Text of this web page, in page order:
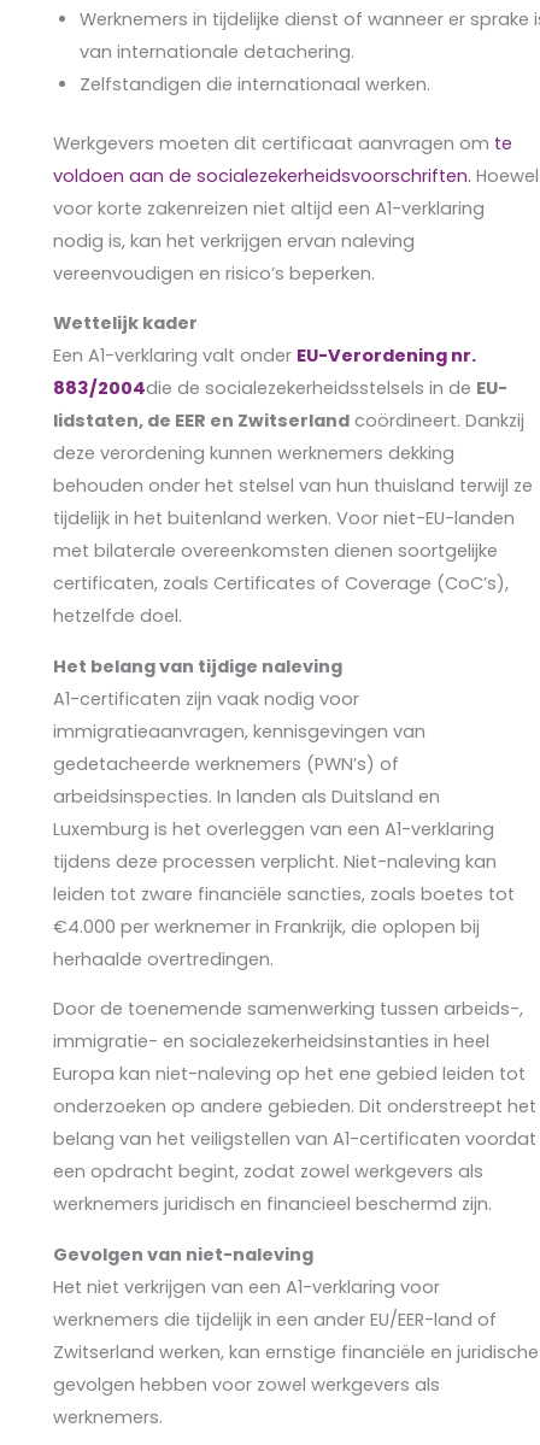
Werknemers in tijdelijke dienst of wanneer er sprake
van internationale detachering.
Zelfstandigen die internationaal werken.
Werkgevers moeten dit certificaat aanvragen om te
voldoen aan de socialezekerheidsvoorschriften.Hoewel
voor korte zakenreizen niet altijd een A1-verklaring
nodig is, kan het verkrijgen ervan naleving
vereenvoudigen en risico’s beperken.
Wettelijk kader
Een A1-verklaring valt onder EU-Verordening nr.
883/2004die de socialezekerheidsstelsels in de EU-
lidstaten, de EER en Zwitserland coördineert. Dankzij
deze verordening kunnen werknemers dekking
behouden onder het stelsel van hun thuisland terwijl ze
tijdelijk in het buitenland werken. Voor niet-EU-landen
met bilaterale overeenkomsten dienen soortgelijke
certificaten, zoals Certificates of Coverage (CoC’s),
hetzelfde doel.
Het belang van tijdige naleving
A1-certificaten zijn vaak nodig voor
immigratieaanvragen, kennisgevingen van
gedetacheerde werknemers (PWN’s) of
arbeidsinspecties. In landen als Duitsland en
Luxemburg is het overleggen van een A1-verklaring
tijdens deze processen verplicht. Niet-naleving kan
leiden tot zware financiële sancties, zoals boetes tot
€4.000 per werknemer in Frankrijk, die oplopen bij
herhaalde overtredingen.
Door de toenemende samenwerking tussen arbeids-,
immigratie- en socialezekerheidsinstanties in heel
Europa kan niet-naleving op het ene gebied leiden tot
onderzoeken op andere gebieden. Dit onderstreept het
belang van het veiligstellen van A1-certificaten voordat
een opdracht begint, zodat zowel werkgevers als
werknemers juridisch en financieel beschermd zijn.
Gevolgen van niet-naleving
Het niet verkrijgen van een A1-verklaring voor
werknemers die tijdelijk in een ander EU/EER-land of
Zwitserland werken, kan ernstige financiële en juridische
gevolgen hebben voor zowel werkgevers als
werknemers.